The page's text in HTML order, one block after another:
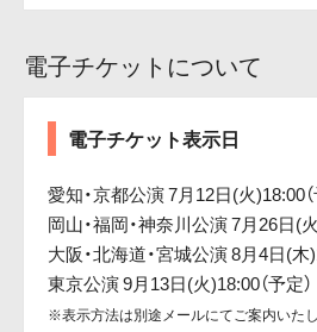
電子チケットについて
電子チケット表示日
愛知・京都公演 7月12日(火)18:00（
岡山・福岡・神奈川公演 7月26日(火
大阪・北海道・宮城公演 8月4日(木
東京公演 9月13日(火)18:00（予定）
※表示方法は別途メールにてご案内いた